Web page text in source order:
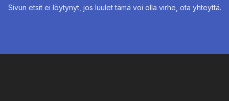
Sivun etsit ei löytynyt, jos luulet tämä voi olla virhe, ota yhteyttä.